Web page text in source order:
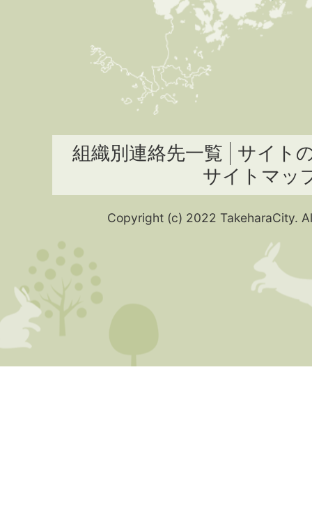
組織別連絡先一覧
サイト
サイトマッ
Copyright (c) 2022 TakeharaCity.